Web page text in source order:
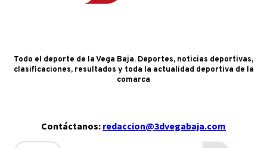
Todo el deporte de la Vega Baja. Deportes, noticias deportivas,
clasificaciones, resultados y toda la actualidad deportiva de la
comarca
Contáctanos: redaccion@3dvegabaja.com